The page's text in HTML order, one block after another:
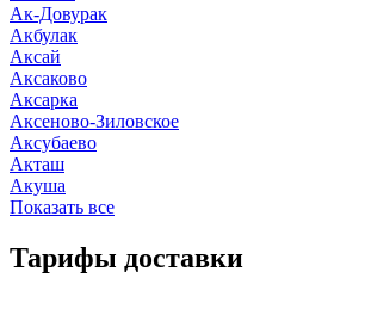
Ак-Довурак
Акбулак
Аксай
Аксаково
Аксарка
Аксеново-Зиловское
Аксубаево
Акташ
Акуша
Показать все
Тарифы доставки